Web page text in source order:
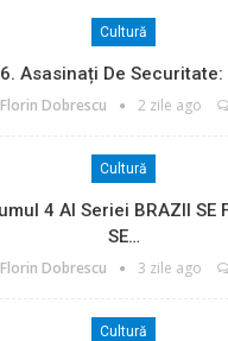
Cultură
Asasinați De
Florin Dobrescu 2 zile ago
Cultură
4 Al Seriei BRAZII SE
SE…
Florin Dobrescu 3 zile ago
Cultură